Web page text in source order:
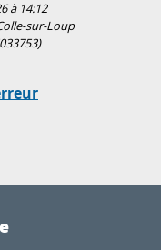
à 14:12
sur-Loup
)